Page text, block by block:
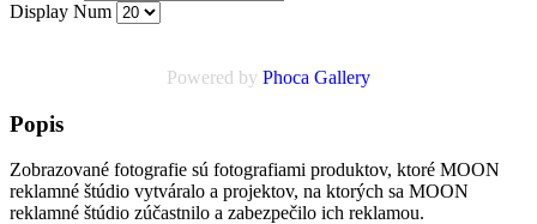
Display Num
Powered by Phoca Gallery
Popis
Zobrazované fotografie sú fotografiami produktov, ktoré MOON
reklamné štúdio vytváralo a projektov, na ktorých sa MOON
reklamné štúdio zúčastnilo a zabezpečilo ich reklamou.